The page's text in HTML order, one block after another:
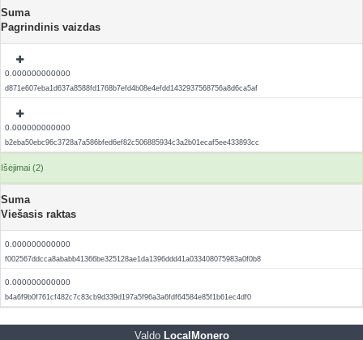
Suma
Pagrindinis vaizdas
0.000000000000
d871e607eba1d637a8588fd1768b7efd4b08e4efdd1432937568756a8d6ca5af
0.000000000000
b2eba50ebc96c3728a7a586bfed6ef82c506885934c3a2b01ecaf5ee433893cc
Išėjimai (2)
Suma
Viešasis raktas
0.000000000000
f002567ddcca8ababb41366be325128ae1da1396ddd41a033408075983a0f0b8
0.000000000000
b4a6f9b0f761cf482c7c83cb9d339d197a5f96a3a6fdf64584e85f1b61ec4df0
ValdoLocalMonero